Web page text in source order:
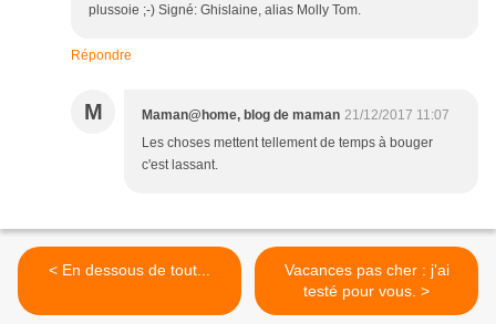
plussoie ;-) Signé: Ghislaine, alias Molly Tom.
Répondre
M Maman@home, blog de maman 21/12/2017 11:07
Les choses mettent tellement de temps à bouger
c'est lassant.
< En dessous de tout...
Vacances pas cher : j'ai
testé pour vous. >